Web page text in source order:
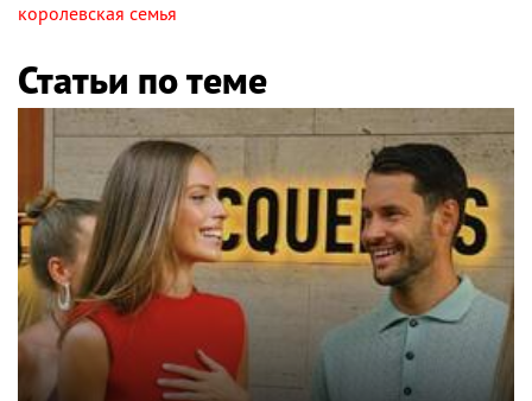
королевская семья
Статьи по теме